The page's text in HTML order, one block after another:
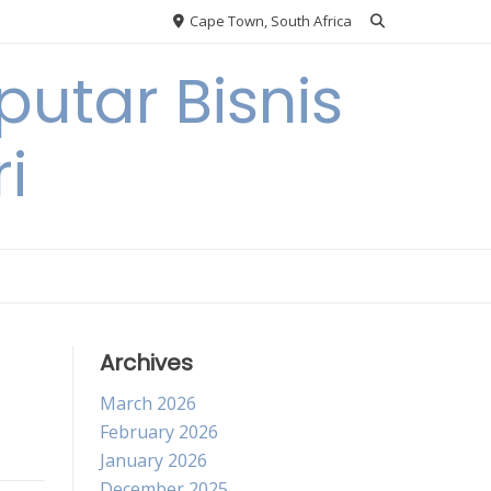
Cape Town, South Africa
Bisnis
Archives
March 2026
February 2026
January 2026